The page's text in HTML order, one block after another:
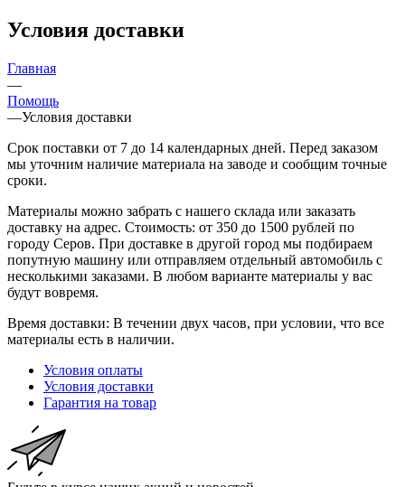
Условия доставки
Главная
—
Помощь
—Условия доставки
Срок поставки от 7 до 14 календарных дней. Перед заказом
мы уточним наличие материала на заводе и сообщим точные
сроки.
Материалы можно забрать с нашего склада или заказать
доставку на адрес. Стоимость: от 350 до 1500 рублей по
городу Серов. При доставке в другой город мы подбираем
попутную машину или отправляем отдельный автомобиль с
несколькими заказами. В любом варианте материалы у вас
будут вовремя.
Время доставки: В течении двух часов, при условии, что все
материалы есть в наличии.
Условия оплаты
Условия доставки
Гарантия на товар